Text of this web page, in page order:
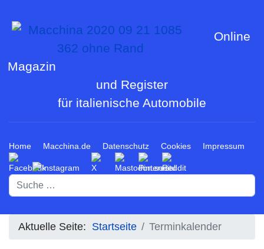
Online
Magazin
und Register
für italienische Automobile
Home Macchina.de Datenschutz Cookies Impressum
Suchen
Aktuelle Seite: Startseite Terminkalender